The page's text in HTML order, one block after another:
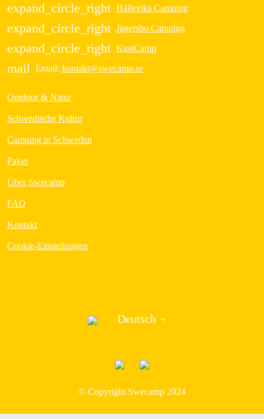
expand_circle_right Hälleviks Camping
expand_circle_right Jägersbo Camping
expand_circle_right KustCamp
mail Email: kontakt@swecamp.se
Outdoor & Natur
Schwedische Kultur
Camping in Schweden
Paket
Über Swecamp
FAQ
Kontakt
Cookie-Einstellungen
Deutsch
©︎ Copyright Swecamp 2024